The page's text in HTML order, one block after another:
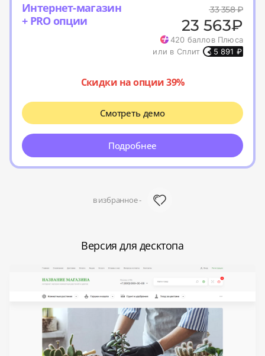
в избранное -
Интернет-магазин
+ PRO опции
33 358₽
23 563₽
420 баллов Плюса
или в Сплит
5 891 ₽
Скидки на опции 39%
Смотреть демо
Подробнее
Версия для десктопа